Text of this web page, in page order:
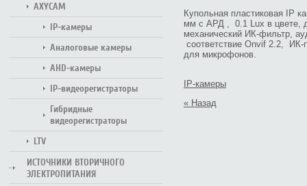
Купольная пластиковая IP
мм с АРД , 0.1 Lux в цвете,
механический ИК-фильтр,
соответствие Onvif 2.2,
для микрофонов.
IP-камеры
« Назад
AXYCAM
IP-камеры
Аналоговые камеры
AHD-камеры
IP-видеорегистраторы
Гибридные
видеорегистраторы
LTV
ИСТОЧНИКИ ВТОРИЧНОГО
ЭЛЕКТРОПИТАНИЯ